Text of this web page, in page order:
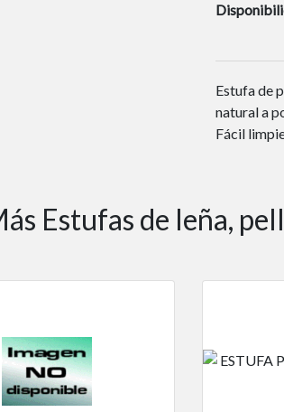
Estufa de
natural a
Fácil
Estufas de leña,